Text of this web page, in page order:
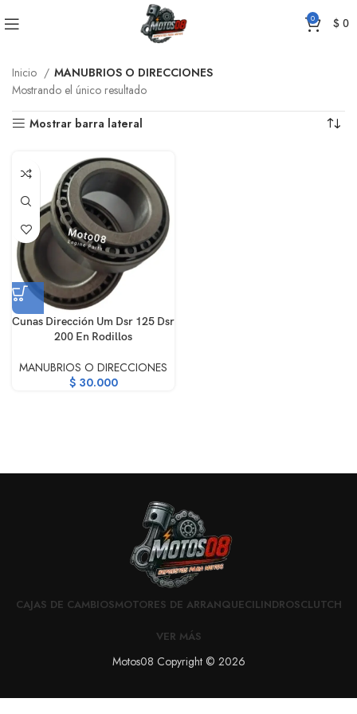
0 $0
Inicio
MANUBRIOS O DIRECCIONES
Mostrando el único resultado
Mostrar barra lateral
Cunas Dirección Um Dsr 125 Dsr
200 En Rodillos
MANUBRIOS O DIRECCIONES
$30.000
CAJAS DE CAMBIOSMOTORES DE ARRANQUECILINDROSCLUTCH
VER MÁS
Motos08 Copyright © 2026